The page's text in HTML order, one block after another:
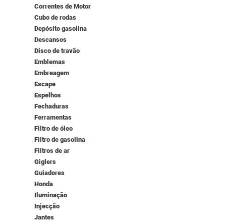
Correntes de Motor
Cubo de rodas
Depósito gasolina
Descansos
Disco de travão
Emblemas
Embreagem
Escape
Espelhos
Fechaduras
Ferramentas
Filtro de óleo
Filtro de gasolina
Filtros de ar
Giglers
Guiadores
Honda
Iluminação
Injecção
Jantes